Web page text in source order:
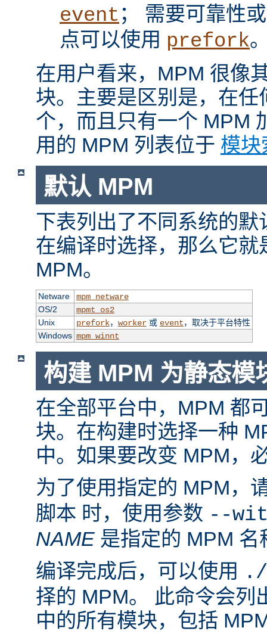
event ； 需要可靠性
点可以使用 prefork
在用户看来，MPM 很像
块。主要是区别是，在任
个，而且只有一个 MPM
用的 MPM 列表位于 模块
默认 MPM
下表列出了不同系统的默
在编译时选择，那么它就
MPM。
Netware
mpm_netware
OS/2
mpmt_os2
Unix
prefork， worker或 event，取决于平台特性
Windows mpm_winnt
构建 MPM 为静态模
在全部平台中，MPM 都
块。在构建时选择一种
中。如果要改变 MPM，
为了使用指定的 MPM，
脚本 时，使用参数 --
NAME 是指定的 MPM 名
编译完成后，可以使用
择的 MPM。 此命令会列
中的所有模块，包括